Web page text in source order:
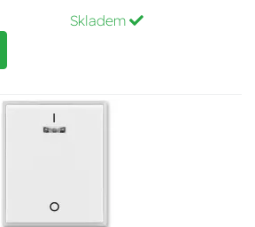
Skladem